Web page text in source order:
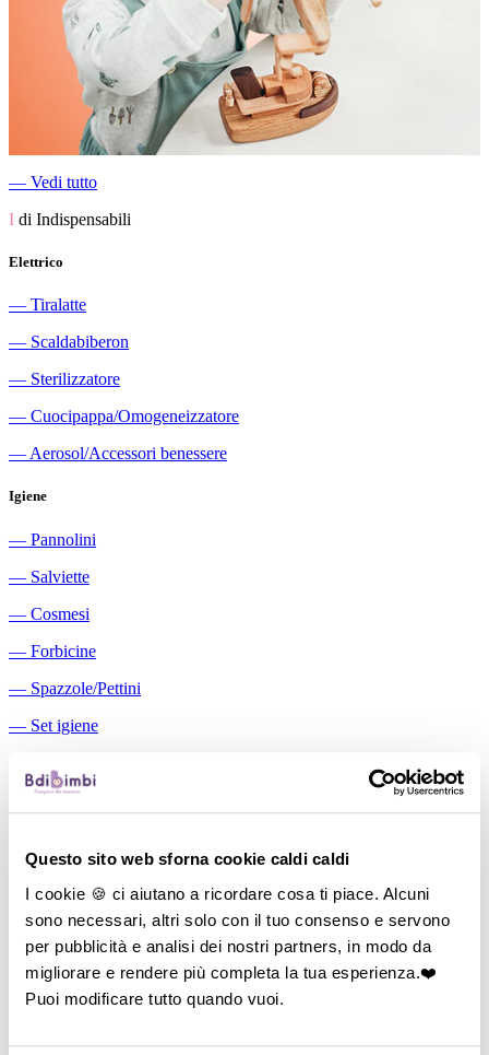
Questo sito web sforna cookie caldi caldi
I cookie 🍪 ci aiutano a ricordare cosa ti piace. Alcuni
sono necessari, altri solo con il tuo consenso e servono
per pubblicità e analisi dei nostri partners, in modo da
migliorare e rendere più completa la tua esperienza.❤️
Puoi modificare tutto quando vuoi.
― Vedi tutto
I di Indispensabili
Elettrico
― Tiralatte
― Scaldabiberon
― Sterilizzatore
― Cuocipappa/Omogeneizzatore
― Aerosol/Accessori benessere
Igiene
― Pannolini
― Salviette
― Cosmesi
― Forbicine
― Spazzole/Pettini
― Set igiene
Aspiratori nasali manuali
―
Cuscini allattamento
―Biberon
―
Tettarelle
―Succhietti